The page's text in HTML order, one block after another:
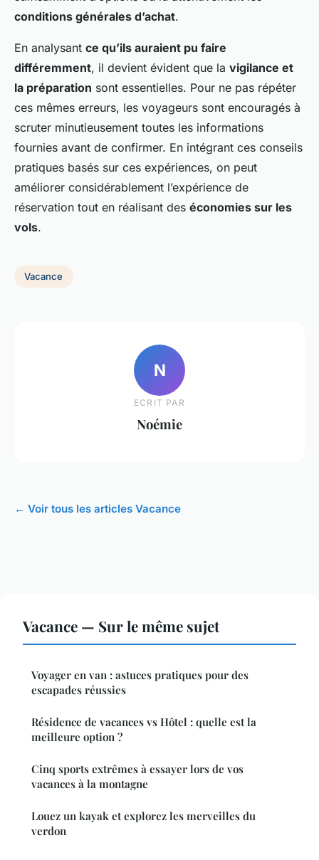
conditions générales d’achat.
En analysant ce qu’ils auraient pu faire
différemment, il devient évident que la vigilance et
la préparation sont essentielles. Pour ne pas répéter
ces mêmes erreurs, les voyageurs sont encouragés à
scruter minutieusement toutes les informations
fournies avant de confirmer. En intégrant ces conseils
pratiques basés sur ces expériences, on peut
améliorer considérablement l’expérience de
réservation tout en réalisant des économies sur les
vols.
Vacance
N
ECRIT PAR
Noémie
← Voir tous les articles Vacance
Vacance — Sur le même sujet
Voyager en van : astuces pratiques pour des
escapades réussies
Résidence de vacances vs Hôtel : quelle est la
meilleure option ?
Cinq sports extrêmes à essayer lors de vos
vacances à la montagne
Louez un kayak et explorez les merveilles du
verdon